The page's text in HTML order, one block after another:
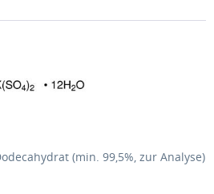
(min. 99,5%, zur Analyse)